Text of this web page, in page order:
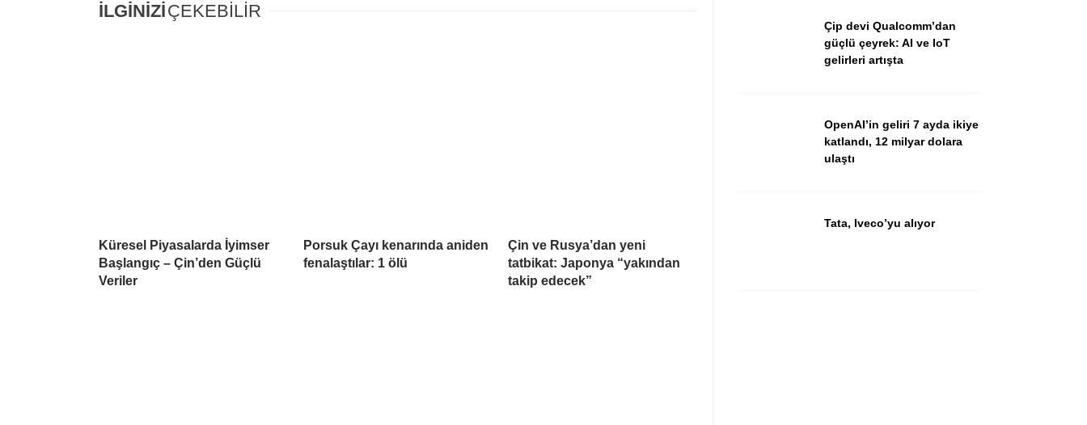
İLGİNİZİÇEKEBİLİR
Küresel Piyasalarda İyimser
Başlangıç – Çin’den Güçlü
Veriler
Porsuk Çayı kenarında aniden
fenalaştılar: 1 ölü
Çin ve Rusya’dan yeni
tatbikat: Japonya “yakından
takip edecek”
Çip devi Qualcomm’dan
güçlü çeyrek: AI ve IoT
gelirleri artışta
OpenAI’in geliri 7 ayda ikiye
katlandı, 12 milyar dolara
ulaştı
Tata, Iveco’yu alıyor